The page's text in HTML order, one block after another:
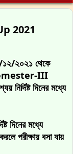
2021
১২/২০২১ থেকে
(Semester-III
দিনের মধ্যে
দিনের মধ্যে
পরীক্ষায় বসা যায়